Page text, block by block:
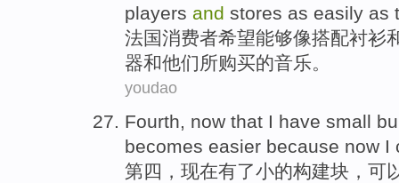
players and stores as easily as
法国消费者希望能够像搭配衬衫
器和他们所购买的音乐。
youdao
Fourth, now that I have small
becomes easier because now I
第四 ， 现在有了小的构建块 ， 可